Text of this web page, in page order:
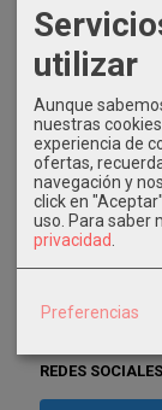
COSTES DE
GRATIS
El carrito de la
REDES SOCIALES
utilizar
Aunque
nuestras
experiencia de
ofertas,
navegación y
click en
uso. Para saber
privacidad
Preferencias